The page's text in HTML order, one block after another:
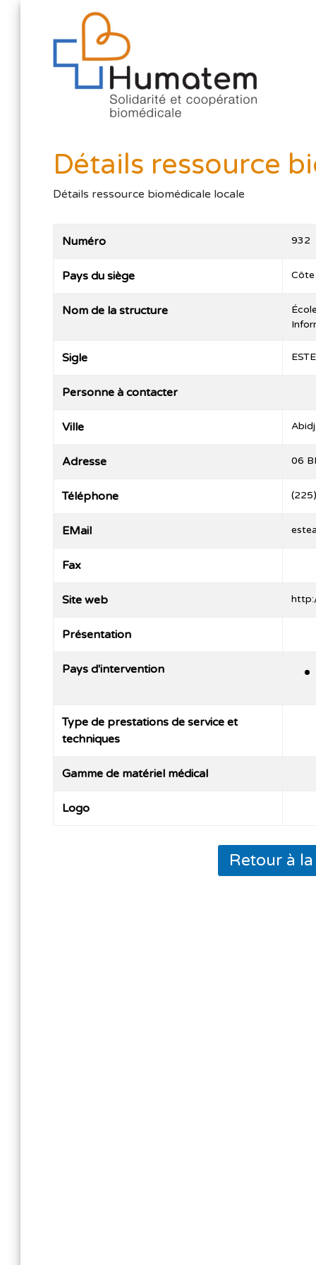
Détails ressource
Détails ressource biomédicale locale
Numéro 932
Pays du siège
Nom de la structure
Sigle
Personne à contacter
Ville
Adresse 06
Téléphone
EMail
Fax
Site web
Présentation
Pays d'intervention
Type de prestations de service et
techniques
Gamme de matériel médical
Logo
Retour à